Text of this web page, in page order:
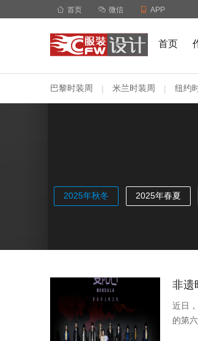
 首页  微信  APP
首页
巴黎时装周 | 米兰时装周 | 纽约
2025年秋冬 2025年春夏
非遗
近日
的第